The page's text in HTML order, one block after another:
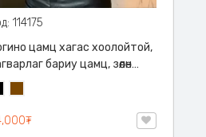
114175
цамц хагас хоолойтой,
бариу цамц, зөөлөн
даавуу